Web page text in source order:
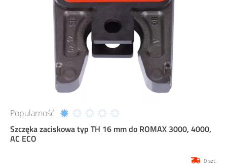
Popularność
Szczęka zaciskowa typ TH 16 mm do ROMAX 3000, 4000,
AC ECO
0 szt.